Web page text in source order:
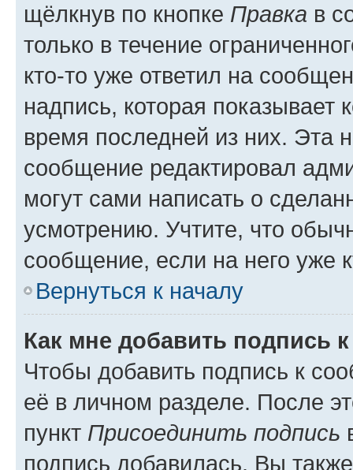
щёлкнув по кнопке Правка в
только в течение
кто-то уже ответил на
надпись, которая показывает
время последней из них. Эта
сообщение редактировал
могут сами написать о
усмотрению. Учтите, что
сообщение, если на него уже
Вернуться к началу
Как мне добавить подпись
Чтобы добавить подпись к
её в личном разделе. После
пункт Присоединить подпись
подпись добавилась. Вы